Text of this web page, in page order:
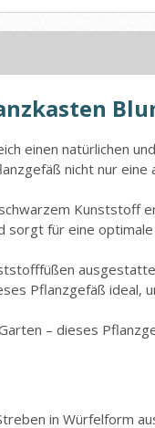
einen natürlichen
nicht nur
Kunststoff
für eine
Pflanzgefäß ideal,
– dieses
in Würfelform